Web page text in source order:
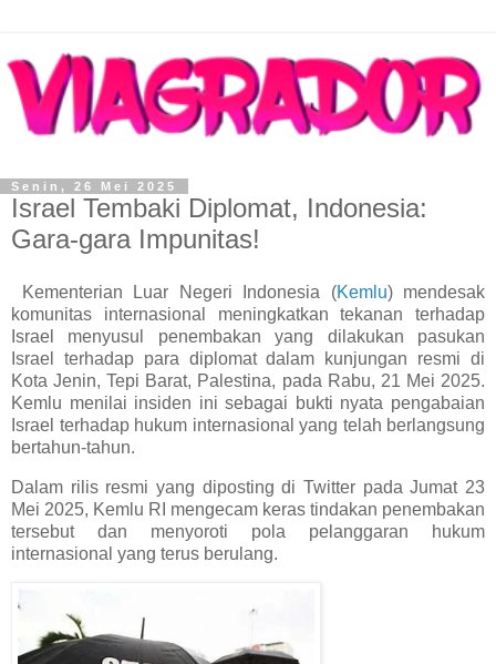
Senin, 26 Mei 2025
Israel Tembaki Diplomat, Indonesia:
Gara-gara Impunitas!
Kementerian Luar Negeri Indonesia (Kemlu) mendesak
komunitas internasional meningkatkan tekanan terhadap
Israel menyusul penembakan yang dilakukan pasukan
Israel terhadap para diplomat dalam kunjungan resmi di
Kota Jenin, Tepi Barat, Palestina, pada Rabu, 21 Mei 2025.
Kemlu menilai insiden ini sebagai bukti nyata pengabaian
Israel terhadap hukum internasional yang telah berlangsung
bertahun-tahun.
Dalam rilis resmi yang diposting di Twitter pada Jumat 23
Mei 2025, Kemlu RI mengecam keras tindakan penembakan
tersebut dan menyoroti pola pelanggaran hukum
internasional yang terus berulang.